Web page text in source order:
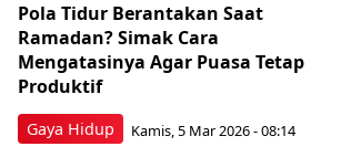
Gaya Hidup
Pola Tidur Berantakan Saat
Ramadan? Simak Cara
Mengatasinya Agar Puasa Tetap
Produktif
Kamis, 5 Mar 2026 - 08:14